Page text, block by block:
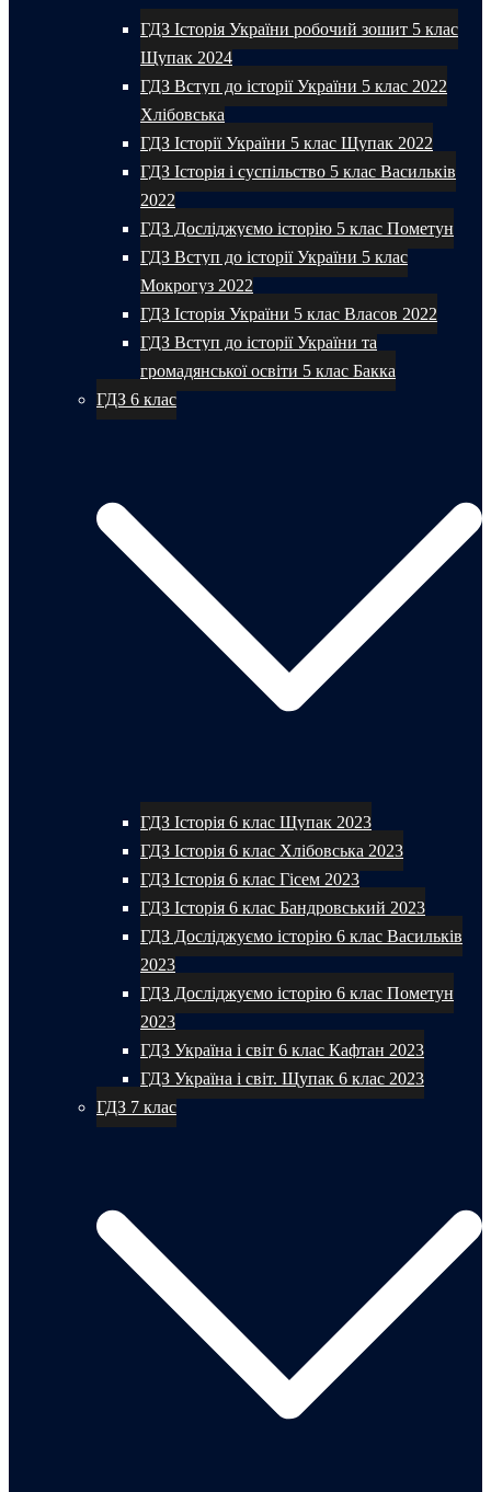
ГДЗ Історія України робочий зошит 5 клас
Щупак 2024
ГДЗ Вступ до історії України 5 клас 2022
Хлібовська
ГДЗ Історії України 5 клас Щупак 2022
ГДЗ Історія і суспільство 5 клас Васильків
2022
ГДЗ Досліджуємо історію 5 клас Пометун
ГДЗ Вступ до історії України 5 клас
Мокрогуз 2022
ГДЗ Історія України 5 клас Власов 2022
ГДЗ Вступ до історії України та
громадянської освіти 5 клас Бакка
ГДЗ 6 клас
ГДЗ Історія 6 клас Щупак 2023
ГДЗ Історія 6 клас Хлібовська 2023
ГДЗ Історія 6 клас Гісем 2023
ГДЗ Історія 6 клас Бандровський 2023
ГДЗ Досліджуємо історію 6 клас Васильків
2023
ГДЗ Досліджуємо історію 6 клас Пометун
2023
ГДЗ Україна і світ 6 клас Кафтан 2023
ГДЗ Україна і світ. Щупак 6 клас 2023
ГДЗ 7 клас